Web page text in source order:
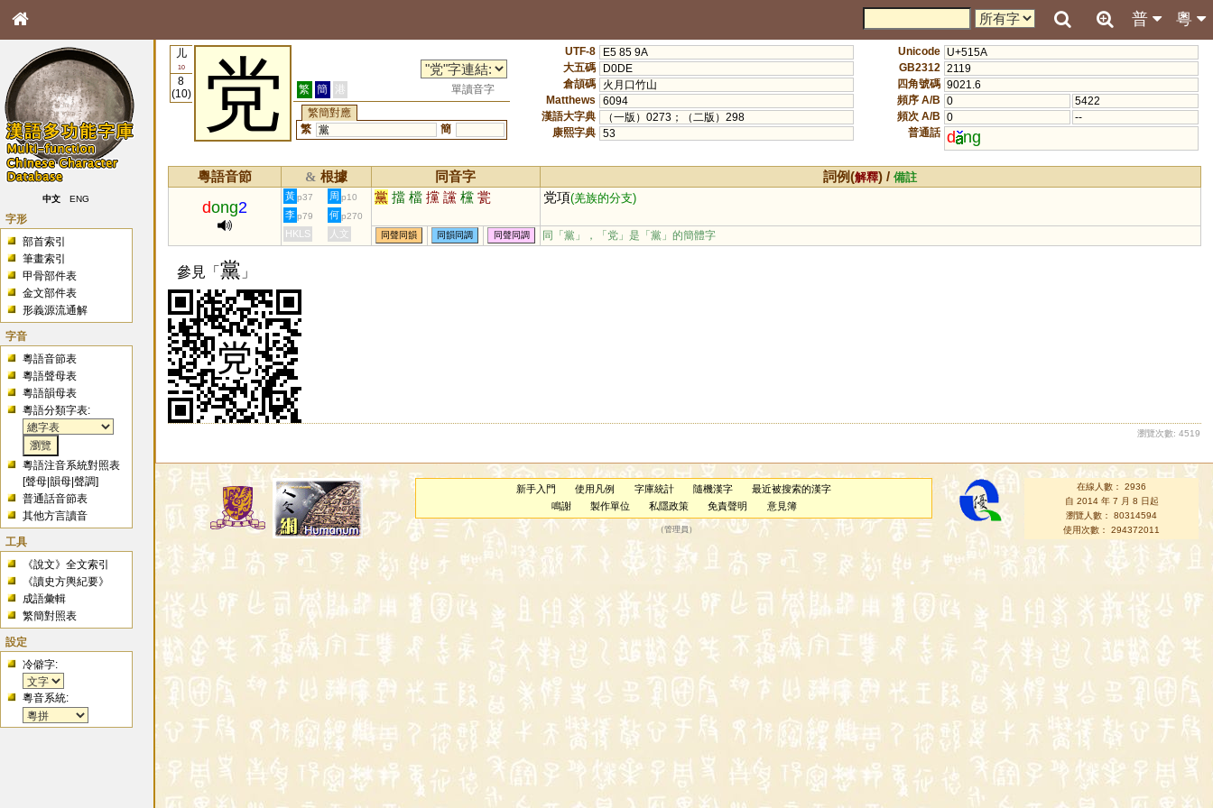
粵
普
中文 ENG
字形
部首索引
筆畫索引
甲骨部件表
金文部件表
形義源流通解
字音
粵語音節表
粵語聲母表
粵語韻母表
粵語分類字表:
粵語注音系統對照表
[聲母 |韻母 |聲調]
普通話音節表
其他方言讀音
工具
《說文》全文索引
《讀史方輿紀要》
成語彙輯
繁簡對照表
設定
冷僻字:
粵音系統:
儿
10
8
(10)
党 繁 簡 港
單讀音字
繁簡對應
繁 黨 簡
UTF-8
E5 85 9A
大五碼
D0DE
倉頡碼
火月口竹山
Matthews
6094
漢語大字典
（一版）0273；（二版）298
康熙字典 53
Unicode U+515A
GB2312 2119
四角號碼 9021.6
頻序 A/B 0
5422
頻次 A/B 0
--
普通話 d ng
粵語音節 & 根據 同音字 詞例(解釋) /備註
dong2
黃 p37 周 p10 黨 擋 檔 攩 讜 欓 瓽 党項(羌族的分支)
李 p79 何 p270
HKLS 人文 同聲同韻 同韻同調 同聲同調 同「黨 」，「党」是「黨」的簡體字
參見「黨 」
瀏覽次數: 4519
新手入門 使用凡例 字庫統計 隨機漢字
最近被搜索的漢字
鳴謝
製作單位 私隱政策 免責聲明 意見簿
（管理員 ）
在線人數： 2936
自 2014 年 7 月 8 日起
瀏覽人數： 80314594
使用次數： 294372011